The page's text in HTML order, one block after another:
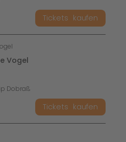
Tickets kaufen
Vogel
Dobraß
Tickets kaufen